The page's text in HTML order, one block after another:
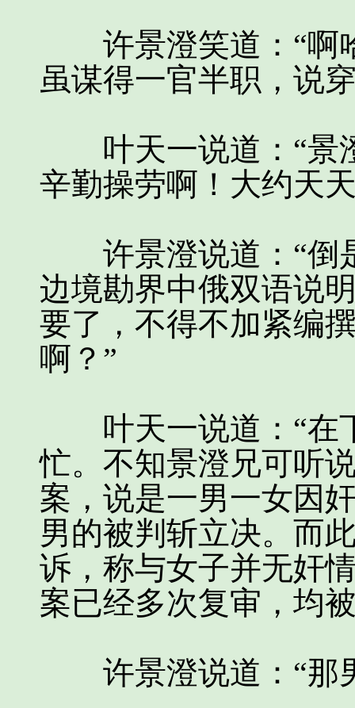
许景澄笑道：“啊
虽谋得一官半职，说
叶天一说道：“景
辛勤操劳啊！大约天
许景澄说道：“倒
边境勘界中俄双语说
要了，不得不加紧编
啊？”
叶天一说道：“在
忙。不知景澄兄可听
案，说是一男一女因
男的被判斩立决。而
诉，称与女子并无奸
案已经多次复审，均
许景澄说道：“那